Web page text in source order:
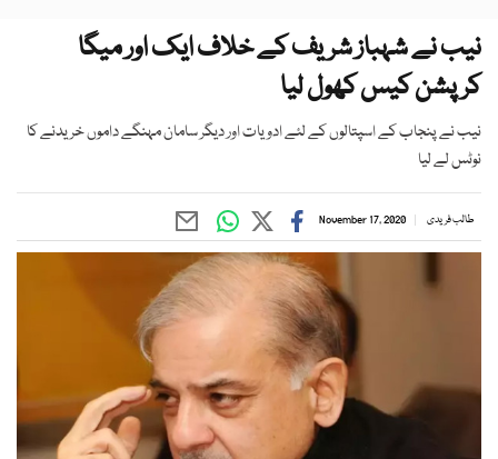
نیب نے شہباز شریف کے خلاف ایک اور میگا
کرپشن کیس کھول لیا
نیب نے پنجاب کے اسپتالوں کے لئے ادویات اور دیگر سامان مہنگے داموں خریدنے کا
نوٹس لے لیا
طالب فریدی November 17, 2020